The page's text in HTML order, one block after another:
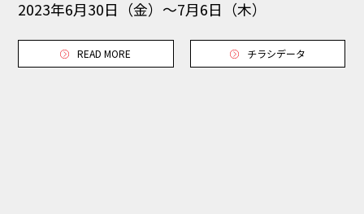
2023年6月30日（金）〜7月6日（木）
READ MORE チラシデータ